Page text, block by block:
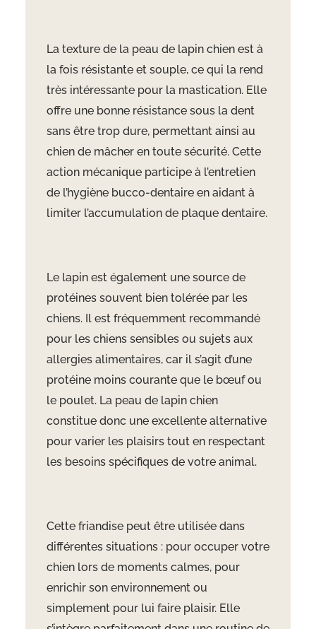
La texture de la peau de lapin chien est à
la fois résistante et souple, ce qui la rend
très intéressante pour la mastication. Elle
offre une bonne résistance sous la dent
sans être trop dure, permettant ainsi au
chien de mâcher en toute sécurité. Cette
action mécanique participe à l’entretien
de l’hygiène bucco-dentaire en aidant à
limiter l’accumulation de plaque dentaire.
Le lapin est également une source de
protéines souvent bien tolérée par les
chiens. Il est fréquemment recommandé
pour les chiens sensibles ou sujets aux
allergies alimentaires, car il s’agit d’une
protéine moins courante que le bœuf ou
le poulet. La peau de lapin chien
constitue donc une excellente alternative
pour varier les plaisirs tout en respectant
les besoins spécifiques de votre animal.
Cette friandise peut être utilisée dans
différentes situations : pour occuper votre
chien lors de moments calmes, pour
enrichir son environnement ou
simplement pour lui faire plaisir. Elle